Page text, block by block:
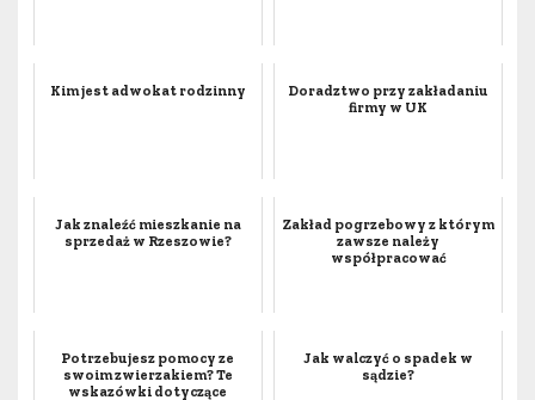
Kim jest adwokat rodzinny
Doradztwo przy zakładaniu
firmy w UK
Jak znaleźć mieszkanie na
sprzedaż w Rzeszowie?
Zakład pogrzebowy z którym
zawsze należy
współpracować
Potrzebujesz pomocy ze
swoim zwierzakiem? Te
wskazówki dotyczące
Jak walczyć o spadek w
sądzie?